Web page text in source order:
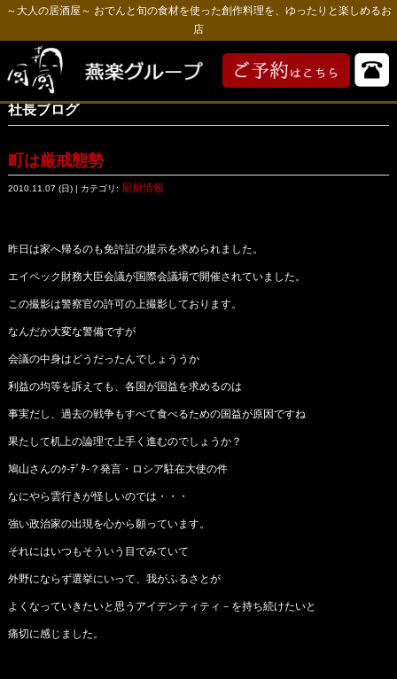
～大人の居酒屋～ おでんと旬の食材を使った創作料理を、ゆったりと楽しめるお
店
社長ブログ
町は厳戒態勢
2010.11.07 (日) | カテゴリ: 厨厨情報
昨日は家へ帰るのも免許証の提示を求められました。
エイペック財務大臣会議が国際会議場で開催されていました。
この撮影は警察官の許可の上撮影しております。
なんだか大変な警備ですが
会議の中身はどうだったんでしょううか
利益の均等を訴えても、各国が国益を求めるのは
事実だし、過去の戦争もすべて食べるための国益が原因ですね
果たして机上の論理で上手く進むのでしょうか？
鳩山さんのｸ-ﾃﾞﾀ-？発言・ロシア駐在大使の件
なにやら雲行きが怪しいのでは・・・
強い政治家の出現を心から願っています。
それにはいつもそういう目でみていて
外野にならず選挙にいって、我がふるさとが
よくなっていきたいと思うアイデンティティ－を持ち続けたいと
痛切に感じました。